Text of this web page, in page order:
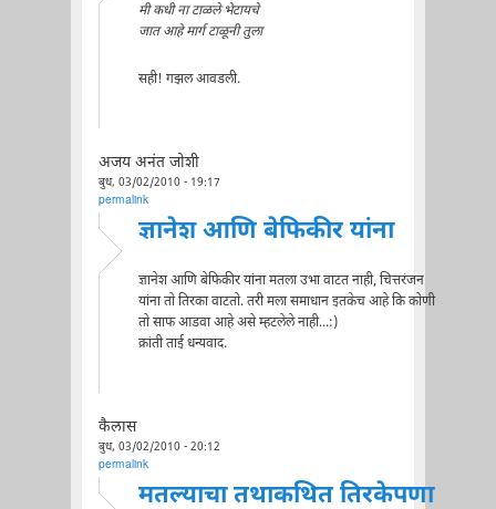
मी कधी ना टाळले भेटायचे
जात आहे मार्ग टाळूनी तुला
सही! गझल आवडली.
अजय अनंत जोशी
बुध, 03/02/2010 - 19:17
permalink
ज्ञानेश आणि बेफिकीर यांना
ज्ञानेश आणि बेफिकीर यांना मतला उभा वाटत नाही, चित्तरंजन
यांना तो तिरका वाटतो. तरी मला समाधान इतकेच आहे कि कोणी
तो साफ आडवा आहे असे म्हटलेले नाही...:)
क्रांती ताई धन्यवाद.
कैलास
बुध, 03/02/2010 - 20:12
permalink
मतल्याचा तथाकथित तिरकेपणा